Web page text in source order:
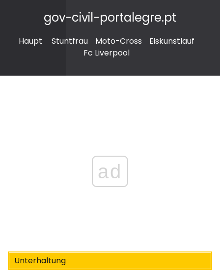
gov-civil-portalegre.pt
Haupt Stuntfrau Moto-Cross
Eiskunstlauf
Fc Liverpool
ad
Unterhaltung